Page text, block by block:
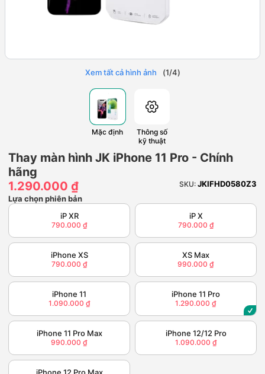
Xem tất cả hình ảnh (1/4)
Mặc định
Thông số
kỹ thuật
Thay màn hình JK iPhone 11 Pro - Chính
hãng
1.290.000 ₫
SKU: JKIFHD0580Z3
Lựa chọn phiên bản
iP XR
790.000 ₫
iP X
790.000 ₫
iPhone XS
790.000 ₫
XS Max
990.000 ₫
iPhone 11
1.090.000 ₫
iPhone 11 Pro
1.290.000 ₫
iPhone 11 Pro Max
990.000 ₫
iPhone 12/12 Pro
1.090.000 ₫